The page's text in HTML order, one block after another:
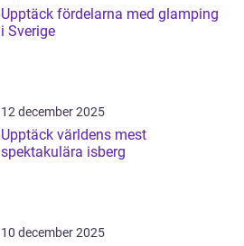
Upptäck fördelarna med glamping
i Sverige
12 december 2025
Upptäck världens mest
spektakulära isberg
10 december 2025